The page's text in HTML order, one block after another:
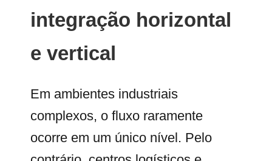
integração horizontal
e vertical
Em ambientes industriais
complexos, o fluxo raramente
ocorre em um único nível. Pelo